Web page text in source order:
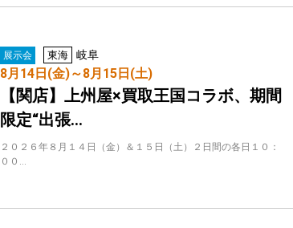
展示会 東海 岐阜
8月14日(金)～8月15日(土)
【関店】上州屋×買取王国コラボ、期間
限定“出張…
２０２６年８月１４日（金）＆１５日（土）２日間の各日１０：
００…